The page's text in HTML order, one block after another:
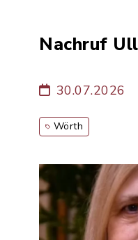
Nachruf
30.07.2026
Wörth